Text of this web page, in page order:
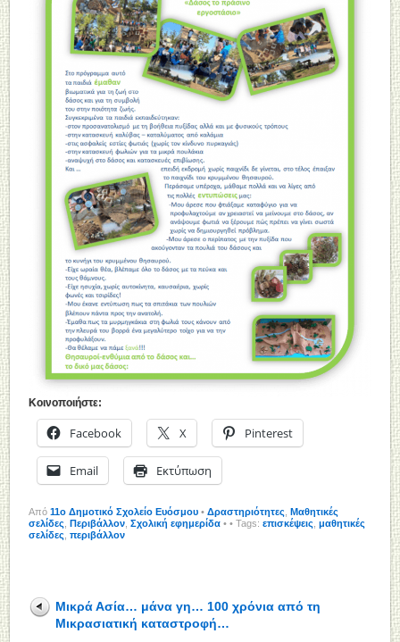
Κοινοποιήστε:
Facebook X Pinterest
Email Εκτύπωση
Από11o Δημοτικό Σχολείο Ευόσμου • Δραστηριότητες ,Μαθητικές
σελίδες ,Περιβάλλον ,Σχολική εφημερίδα • • Tags:επισκέψεις ,μαθητικές
σελίδες ,περιβάλλον
Μικρά Ασία… μάνα γη… 100 χρόνια από τη
Μικρασιατική καταστροφή…